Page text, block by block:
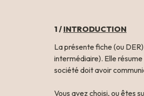
1 / INTRODUCTION
La présente fiche (ou
intermédiaire). Elle
société doit avoir
Vous avez choisi, ou êtes